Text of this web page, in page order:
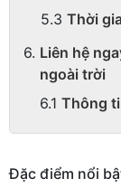
Thời
Liên hệ
ngoài trời
Thông
Đặc điểm nổi